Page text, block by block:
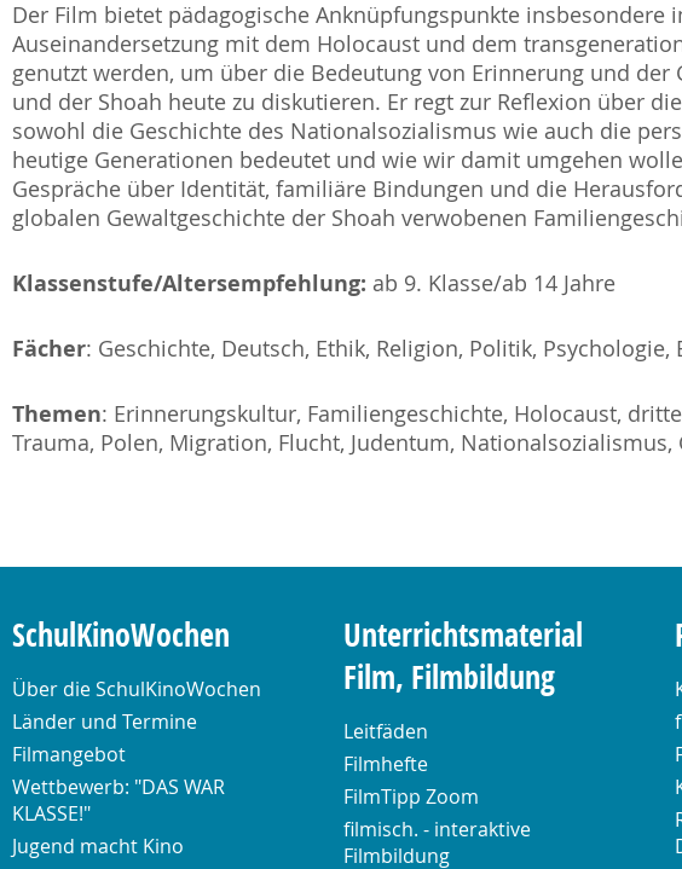
Der Film bietet pädagogische Anknüpfungspunkte insbesondere
Auseinandersetzung mit dem Holocaust und dem
genutzt werden, um über die Bedeutung von Erinnerung und
und der Shoah heute zu diskutieren. Er regt zur Reflexion über
sowohl die Geschichte des Nationalsozialismus wie auch die
heutige Generationen bedeutet und wie wir damit umgehen
Gespräche über Identität, familiäre Bindungen und die
globalen Gewaltgeschichte der Shoah verwobenen
Klassenstufe/Altersempfehlung: ab 9. Klasse/ab 14 Jahre
Fächer: Geschichte, Deutsch, Ethik, Religion, Politik, Psychologie,
Themen: Erinnerungskultur, Familiengeschichte, Holocaust,
Trauma, Polen, Migration, Flucht, Judentum,
SchulKinoWochen
Über die SchulKinoWochen
Länder und Termine
Filmangebot
Wettbewerb: "DAS WAR
KLASSE!"
Jugend macht Kino
Unterrichtsmaterial
Film, Filmbildung
Leitfäden
Filmhefte
FilmTipp Zoom
filmisch. - interaktive
Filmbildung